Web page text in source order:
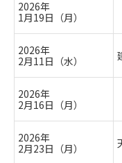
2026年
1月19日（月）
2026年
2月11日（水）
2026年
2月16日（月）
2026年
2月23日（月）